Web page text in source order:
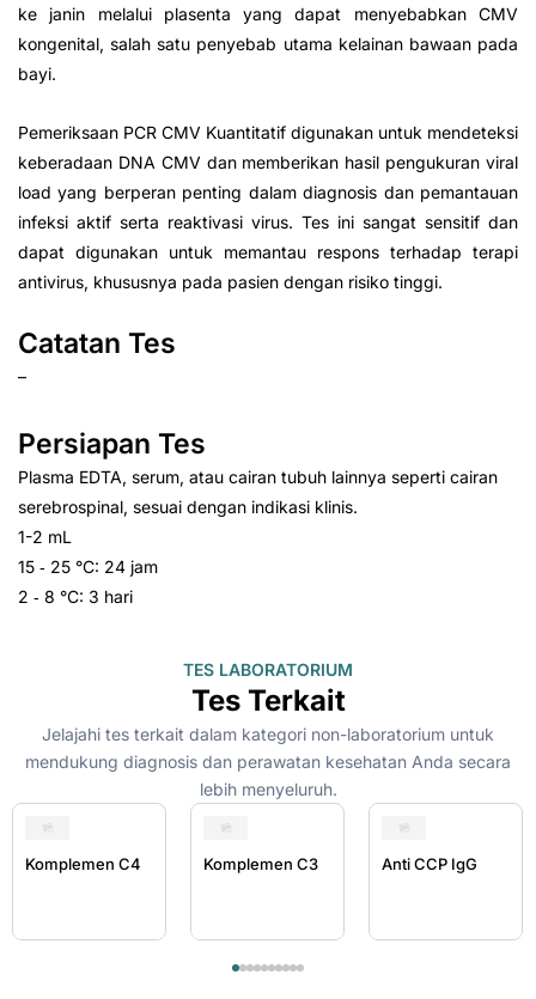
ke janin melalui plasenta yang dapat menyebabkan CMV
kongenital, salah satu penyebab utama kelainan bawaan pada
bayi.
Pemeriksaan PCR CMV Kuantitatif digunakan untuk mendeteksi
keberadaan DNA CMV dan memberikan hasil pengukuran viral
load yang berperan penting dalam diagnosis dan pemantauan
infeksi aktif serta reaktivasi virus. Tes ini sangat sensitif dan
dapat digunakan untuk memantau respons terhadap terapi
antivirus, khususnya pada pasien dengan risiko tinggi.
Catatan Tes
–
Persiapan Tes
Plasma EDTA, serum, atau cairan tubuh lainnya seperti cairan
serebrospinal, sesuai dengan indikasi klinis.
1-2 mL
15 ‑ 25 °C: 24 jam
2 ‑ 8 °C: 3 hari
TES LABORATORIUM
Tes Terkait
Jelajahi tes terkait dalam kategori non-laboratorium untuk
mendukung diagnosis dan perawatan kesehatan Anda secara
lebih menyeluruh.
Komplemen C4 Komplemen C3 Anti CCP IgG